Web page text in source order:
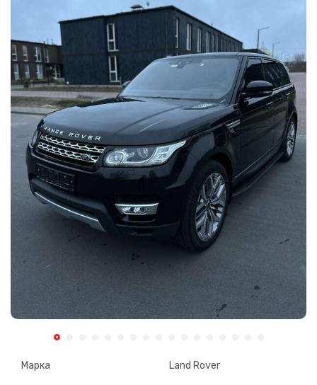
Марка Land Rover